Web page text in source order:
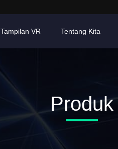
Tampilan VR Tentang Kita
Produk